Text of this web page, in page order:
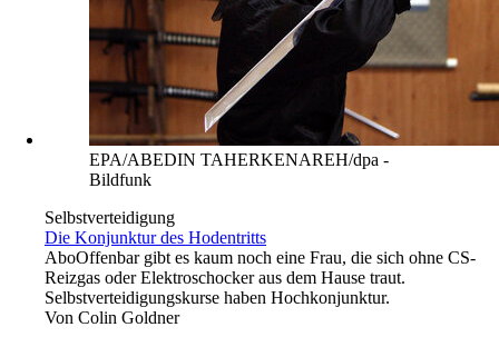
EPA/ABEDIN TAHERKENAREH/dpa -
Bildfunk
Selbstverteidigung
Die Konjunktur des Hodentritts
AboOffenbar gibt es kaum noch eine Frau, die sich ohne CS-
Reizgas oder Elektroschocker aus dem Hause traut.
Selbstverteidigungskurse haben Hochkonjunktur.
Von Colin Goldner